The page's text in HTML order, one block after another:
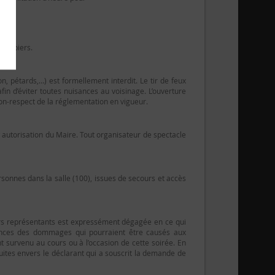
pétards,…) est formellement interdit. Le tir de feux
d’éviter toutes nuisances au voisinage. L’ouverture
respect de la réglementation en vigueur.
du Maire. Tout organisateur de spectacle
dans la salle (100), issues de secours et accès
représentants est expressément dégagée en ce qui
des dommages qui pourraient être causés aux
au cours ou à l’occasion de cette soirée. En
envers le déclarant qui a souscrit la demande de